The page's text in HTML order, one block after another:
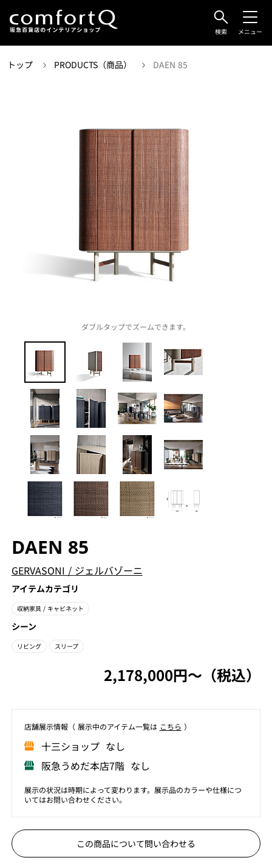
検索 メニュー
トップ PRODUCTS（商品） DAEN 85
ダブルタップでズームできます。
DAEN 85
GERVASONI / ジェルバゾーニ
アイテムカテゴリ
収納家具 / キャビネット
シーン
リビング スリープ
2,178,000円〜（税込）
店舗展⽰情報（ 展⽰中のアイテム⼀覧は こちら ）
⼗三ショップ なし
阪急うめだ本店7階 なし
展示の状況は時期によって変わります。展示品のカラーや仕様につ
いてはお問い合わせください。
この商品について問い合わせる